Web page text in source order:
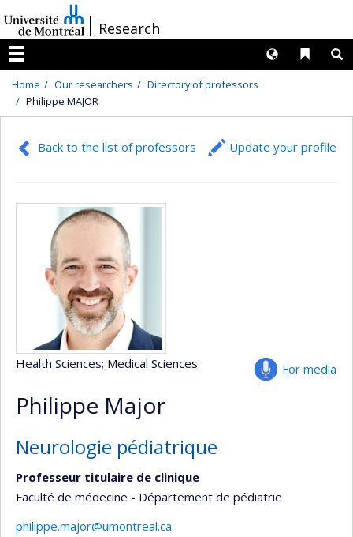
au
contenu
/Research
Menu
Liens
Langues
Home Our researchers
Directory of professors
Philippe MAJOR
Back to the list of professors Update your profile
For media
Health Sciences; Medical Sciences
Philippe Major
Neurologie pédiatrique
Professeur titulaire de clinique
Faculté de médecine - Département de pédiatrie
philippe.major@umontreal.ca